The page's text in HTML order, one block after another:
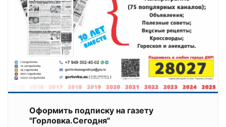
Оформить подписку на газету
"Горловка.Сегодня"